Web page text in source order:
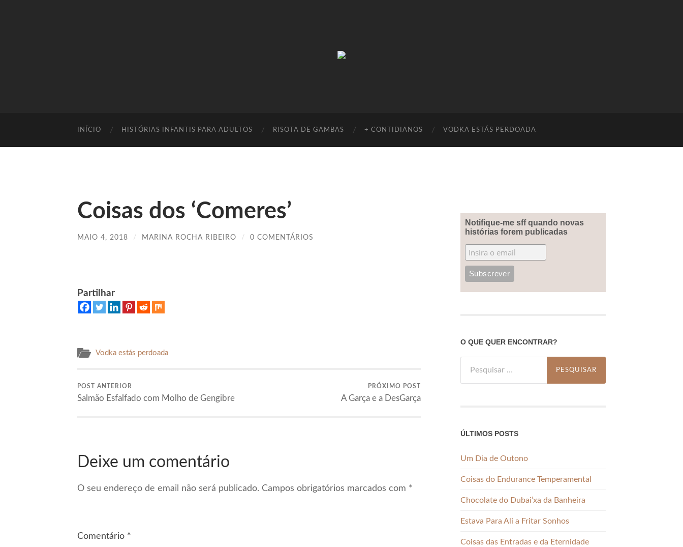
INÍCIO HISTÓRIAS INFANTIS PARA ADULTOS RISOTA DE GAMBAS + CONTIDIANOS VODKA ESTÁS PERDOADA
Coisas dos ‘Comeres’
MAIO 4, 2018 / MARINA ROCHA RIBEIRO / 0 COMENTÁRIOS
Partilhar
Vodka estás perdoada
POST ANTERIOR
Salmão Esfalfado com Molho de Gengibre
PRÓXIMO POST
A Garça e a DesGarça
Deixe um comentário
O seu endereço de email não será publicado. Campos obrigatórios marcados com *
Comentário *
Notifique-me sff quando novas
histórias forem publicadas
O QUE QUER ENCONTRAR?
por:
ÚLTIMOS POSTS
Um Dia de Outono
Coisas do Endurance Temperamental
Chocolate do Dubai’xa da Banheira
Estava Para Ali a Fritar Sonhos
Coisas das Entradas e da Eternidade